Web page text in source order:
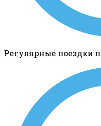
Регулярные поездки